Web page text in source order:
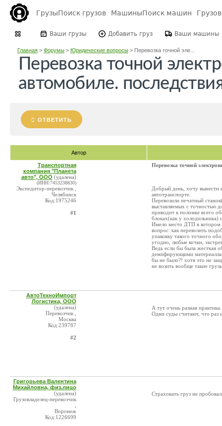
ГрузыПоиск грузов МашиныПоиск машин
Ваши грузы Добавить груз Ваши машины
Главная> Форумы> Юридические вопросы> Перевозка точной эле...
Перевозка точной
автомобиле.
ОТВЕТИТЬ
Автор
Транспортная
компания "Планета
авто", ООО (удалена)
(ИНН:7453238830)
Экспедитор-перевозчик ,
Челябинск
Код:1975246
#1
Перевозка точной
Добрый день, хочу вынести
автотранспорте.
Перевозили печатный
выставляемых с точностью
приводит к поломке всего
блоках(как у холодильника)
Имело место ДТП в котором
вопрос: как перевозить
упаковку такого точного
угодно, любые кочки,
Ведь если бы была жесткая
демпфирующими
бы не было?! хотя это не
не возить вообще такие
АвтоТехноИмпорт
Логистика, ООО
(удалена)
Перевозчик ,
Москва
Код:239787
#2
А тут очень разная практика.
Одни суды считают, что раз
Григорьева Валентина
Михайловна, физ.лицо
(удалена)
Грузовладелец-перевозчик
Воронеж
Код:1226699
Страховать груз не